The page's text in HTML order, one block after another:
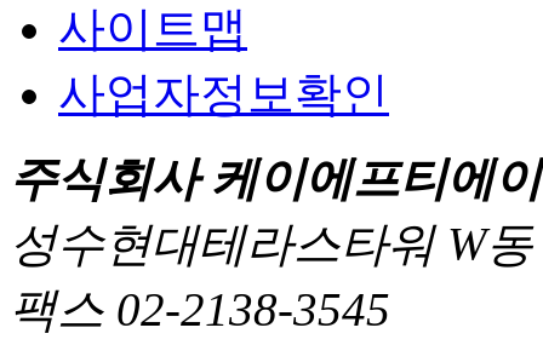
사이트맵
사업자정보확인
주식회사 케이에프티에이
성수현대테라스타워 W
팩스 02-2138-3545